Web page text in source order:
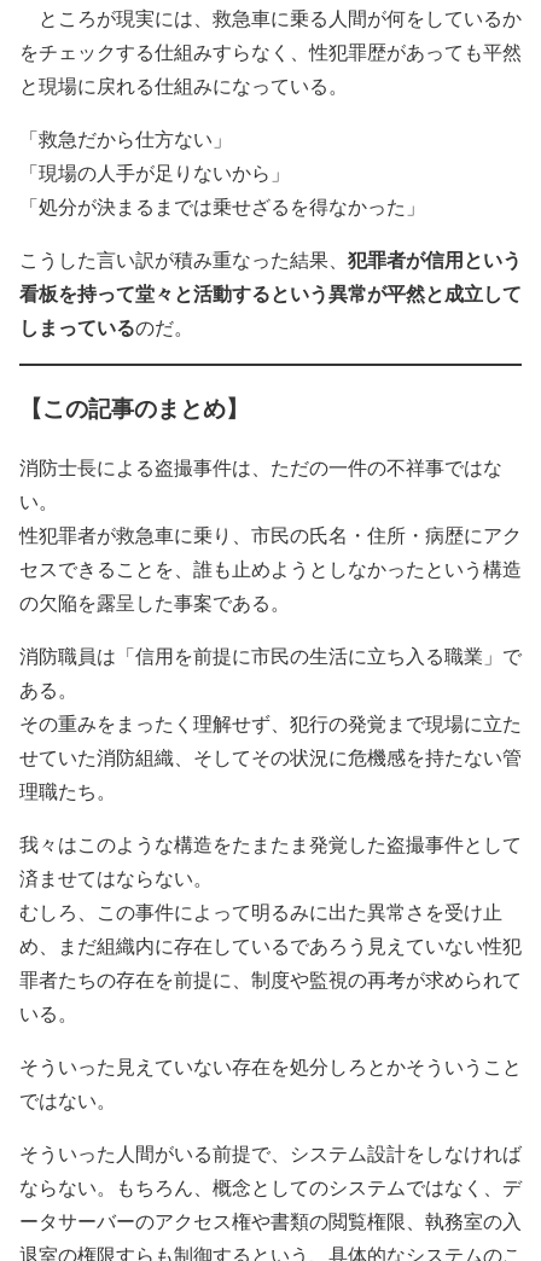
ところが現実には、救急車に乗る人間が何をしているか
をチェックする仕組みすらなく、性犯罪歴があっても平然
と現場に戻れる仕組みになっている。
「救急だから仕方ない」
「現場の人手が足りないから」
「処分が決まるまでは乗せざるを得なかった」
こうした言い訳が積み重なった結果、 犯罪者が信用という
看板を持って堂々と活動するという異常が平然と成立して
しまっているのだ。
【この記事のまとめ】
消防士長による盗撮事件は、ただの一件の不祥事ではな
い。
性犯罪者が救急車に乗り、市民の氏名・住所・病歴にアク
セスできることを、誰も止めようとしなかったという構造
の欠陥を露呈した事案である。
消防職員は「信用を前提に市民の生活に立ち入る職業」で
ある。
その重みをまったく理解せず、犯行の発覚まで現場に立た
せていた消防組織、そしてその状況に危機感を持たない管
理職たち。
我々はこのような構造をたまたま発覚した盗撮事件として
済ませてはならない。
むしろ、この事件によって明るみに出た異常さを受け止
め、まだ組織内に存在しているであろう見えていない性犯
罪者たちの存在を前提に、制度や監視の再考が求められて
いる。
そういった見えていない存在を処分しろとかそういうこと
ではない。
そういった人間がいる前提で、システム設計をしなければ
ならない。もちろん、概念としてのシステムではなく、デ
ータサーバーのアクセス権や書類の閲覧権限、執務室の入
退室の権限すらも制御するという、具体的なシステムのこ